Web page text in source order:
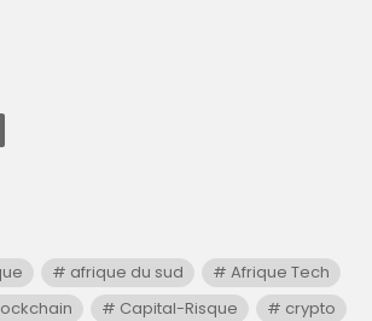
afrique du sud
Afrique Tech
Capital-Risque
crypto